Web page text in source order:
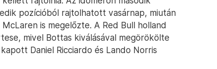
pozícióból rajtolhatott vasárnap, miután
is megelőzte. A Red Bull holland
mivel Bottas kiválásával megörökölte
Daniel Ricciardo és Lando Norris